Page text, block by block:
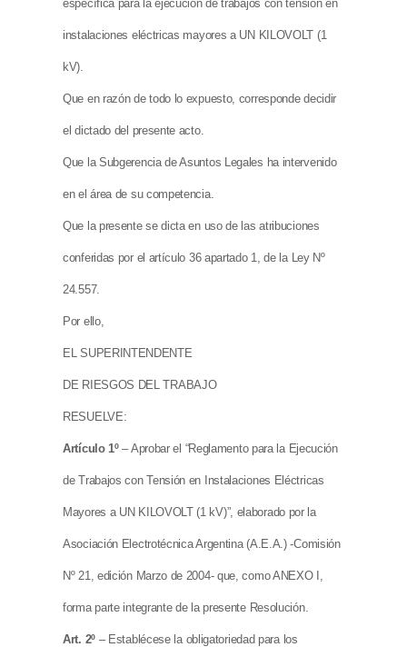
específica para la ejecución de trabajos con tensión en
instalaciones eléctricas mayores a UN KILOVOLT (1
kV).
Que en razón de todo lo expuesto, corresponde decidir
el dictado del presente acto.
Que la Subgerencia de Asuntos Legales ha intervenido
en el área de su competencia.
Que la presente se dicta en uso de las atribuciones
conferidas por el artículo 36 apartado 1, de la Ley Nº
24.557.
Por ello,
EL SUPERINTENDENTE
DE RIESGOS DEL TRABAJO
RESUELVE:
Artículo 1º– Aprobar el “Reglamento para la Ejecución
de Trabajos con Tensión en Instalaciones Eléctricas
Mayores a UN KILOVOLT (1 kV)”, elaborado por la
Asociación Electrotécnica Argentina (A.E.A.) -Comisión
Nº 21, edición Marzo de 2004- que, como ANEXO I,
forma parte integrante de la presente Resolución.
Art. 2º– Establécese la obligatoriedad para los